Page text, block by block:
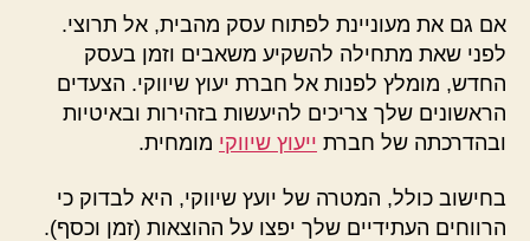
אם גם את מעוניינת לפתוח עסק מהבית, אל תרוצי.
לפני שאת מתחילה להשקיע משאבים וזמן בעסק
החדש, מומלץ לפנות אל חברת יעוץ שיווקי. הצעדים
הראשונים שלך צריכים להיעשות בזהירות ובאיטיות
ובהדרכתה של חברת ייעוץ שיווקי מומחית.
בחישוב כולל, המטרה של יועץ שיווקי, היא לבדוק כי
הרווחים העתידיים שלך יפצו על ההוצאות (זמן וכסף).